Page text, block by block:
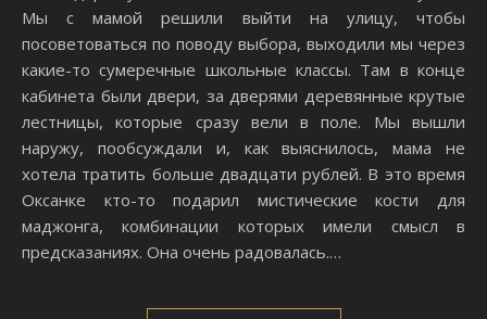
Мы с мамой решили выйти на улицу, чтобы
посоветоваться по поводу выбора, выходили мы через
какие-то сумеречные школьные классы. Там в конце
кабинета были двери, за дверями деревянные крутые
лестницы, которые сразу вели в поле. Мы вышли
наружу, пообсуждали и, как выяснилось, мама не
хотела тратить больше двадцати рублей. В это время
Оксанке кто-то подарил мистические кости для
маджонга, комбинации которых имели смысл в
предсказаниях. Она очень радовалась.…